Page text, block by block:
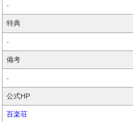
-
特典
-
備考
-
公式HP
百楽荘